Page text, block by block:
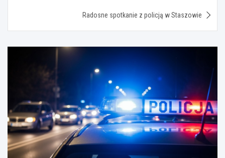
Radosne spotkanie z policją w Staszowie